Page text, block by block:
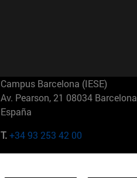
Campus Barcelona (IESE)
Av. Pearson, 21 08034 Barcelona
España
T.+34 93 253 42 00